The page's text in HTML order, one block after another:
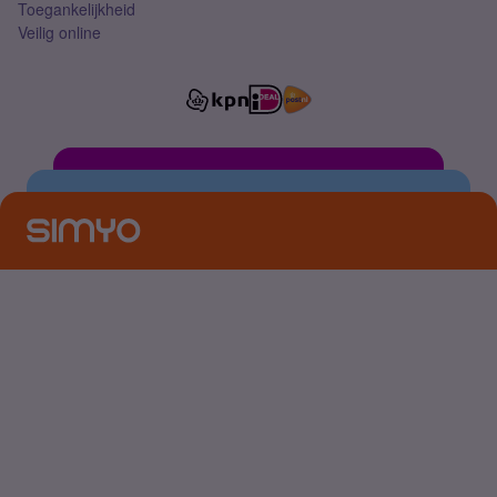
Toegankelijkheid
Veilig online